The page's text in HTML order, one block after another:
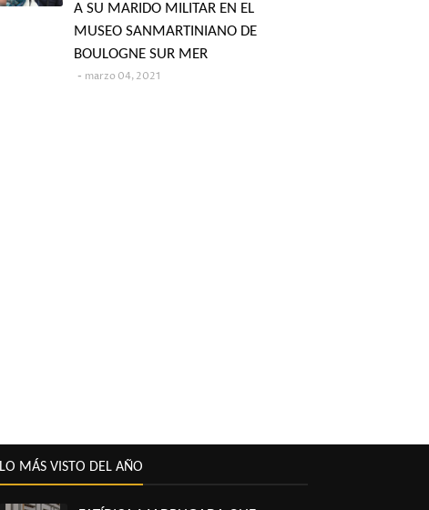
A SU MARIDO MILITAR EN EL
MUSEO SANMARTINIANO DE
BOULOGNE SUR MER
marzo 04, 2021
LO MÁS VISTO DEL AÑO